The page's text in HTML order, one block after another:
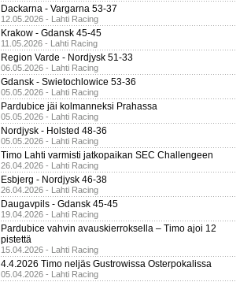
Dackarna - Vargarna 53-37
12.05.2026 - Lahti Racing
Krakow - Gdansk 45-45
11.05.2026 - Lahti Racing
Region Varde - Nordjysk 51-33
06.05.2026 - Lahti Racing
Gdansk - Swietochlowice 53-36
05.05.2026 - Lahti Racing
Pardubice jäi kolmanneksi Prahassa
05.05.2026 - Lahti Racing
Nordjysk - Holsted 48-36
05.05.2026 - Lahti Racing
Timo Lahti varmisti jatkopaikan SEC Challengeen
26.04.2026 - Lahti Racing
Esbjerg - Nordjysk 46-38
26.04.2026 - Lahti Racing
Daugavpils - Gdansk 45-45
19.04.2026 - Lahti Racing
Pardubice vahvin avauskierroksella – Timo ajoi 12
pistettä
15.04.2026 - Lahti Racing
4.4.2026 Timo neljäs Gustrowissa Osterpokalissa
05.04.2026 - Lahti Racing